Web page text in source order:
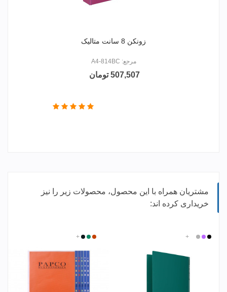
زونکن 8 سانت متالیک
مرجع: A4-814BC
507,507 تومان
مشتریان همراه با این محصول، محصولات زیر را نیز
خریداری کرده اند:
مشکی
بنفشنقره سفید
+ نوارنوارنوارنوار
+